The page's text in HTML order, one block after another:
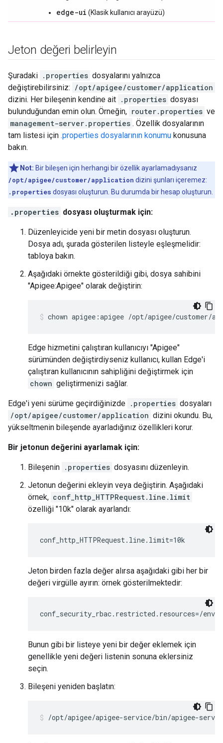
edge-ui (Klasik kullanıcı arayüzü)
Jeton değeri belirleyin
Şuradaki .properties dosyalarını yalnızca
değiştirebilirsiniz: /opt/apigee/customer/application
dizini. Her bileşenin kendine ait .properties dosyası
bulunduğundan emin olun. Örneğin, router.properties ve
management-server.properties . Özellik dosyalarının
tam listesi için .properties dosyalarının konumu konusuna
bakın.
Not: Bir bileşen için herhangi bir özellik ayarlamadıysanız
/opt/apigee/customer/application dizini şunları içeremez:
.properties dosyası oluşturun. Bu durumda bir hesap oluşturun.
.properties dosyası oluşturmak için:
Düzenleyicide yeni bir metin dosyası oluşturun.
Dosya adı, şurada gösterilen listeyle eşleşmelidir:
tabloya bakın.
Aşağıdaki örnekte gösterildiği gibi, dosya sahibini
"Apigee:Apigee" olarak değiştirin:
chown apigee:apigee /opt/apigee/customer/
Edge hizmetini çalıştıran kullanıcıyı "Apigee"
sürümünden değiştirdiyseniz kullanıcı, kullan Edge'i
çalıştıran kullanıcının sahipliğini değiştirmek için
chown geliştirmenizi sağlar.
Edge'i yeni sürüme geçirdiğinizde .properties dosyaları
/opt/apigee/customer/application dizini okundu. Bu,
yükseltmenin bileşende ayarladığınız özellikleri korur.
Bir jetonun değerini ayarlamak için:
Bileşenin .properties dosyasını düzenleyin.
Jetonun değerini ekleyin veya değiştirin. Aşağıdaki
örnek, conf_http_HTTPRequest.line.limit
özelliği "10k" olarak ayarlandı:
conf_http_HTTPRequest.line.limit=10k
Jeton birden fazla değer alırsa aşağıdaki gibi her bir
değeri virgülle ayırın: örnek gösterilmektedir:
conf_security_rbac.restricted.resources=/
Bunun gibi bir listeye yeni bir değer eklemek için
genellikle yeni değeri listenin sonuna eklersiniz
seçin.
Bileşeni yeniden başlatın:
/opt/apigee/apigee-service/bin/apigee-